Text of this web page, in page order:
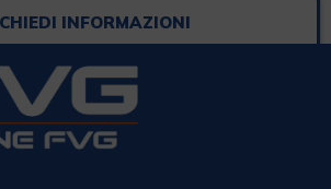
INFORMAZIONI